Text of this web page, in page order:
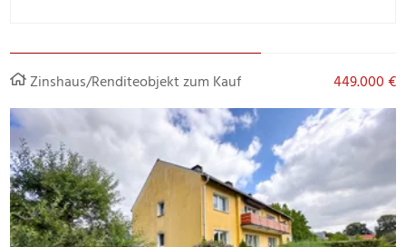
Zinshaus/Renditeobjekt zum Kauf 449.000 €